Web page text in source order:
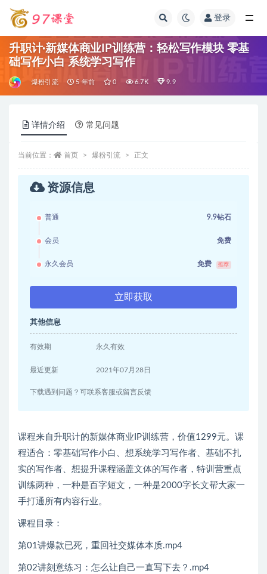
登录
升职计·新媒体商业IP训练营：轻松写作模块 零基
础写作小白 系统学习写作
爆粉引流 5 年前 0 6.7K 9.9
详情介绍 常见问题
当前位置： 首页 爆粉引流 正文
资源信息
普通 9.9钻石
会员 免费
永久会员 免费 推荐
立即获取
其他信息
有效期 永久有效
最近更新 2021年07月28日
下载遇到问题？可联系客服或留言反馈
课程来自升职计的新媒体商业IP训练营，价值1299元。课
程适合：零基础写作小白、想系统学习写作者、基础不扎
实的写作者、想提升课程涵盖文体的写作者，特训营重点
训练两种，一种是百字短文，一种是2000字长文帮大家一
手打通所有内容行业。
课程目录：
第01讲爆款已死，重回社交媒体本质.mp4
第02讲刻意练习：怎么让自己一直写下去？.mp4